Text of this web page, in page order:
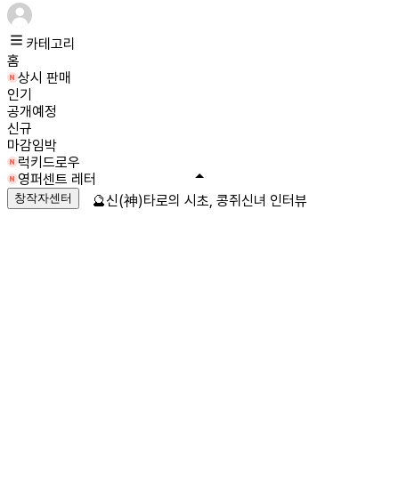
카테고리
홈
상시 판매
인기
공개예정
신규
마감임박
럭키드로우
영퍼센트 레터
창작자센터 🔮신(神)타로의 시초, 콩쥐신녀 인터뷰